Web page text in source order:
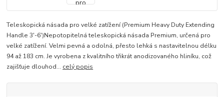
Teleskopická násada pro velké zatížení (Premium Heavy Duty Extending
Handle 3'-6')Nepotopitelná teleskopická násada Premium, určená pro
velké zatížení. Velmi pevná a odolná, přesto lehká s nastavitelnou délku
94 až 183 cm. Je vyrobena z kvalitního třikrát anodizovaného hliníku, což
zajišťuje dlouhod... celý popis